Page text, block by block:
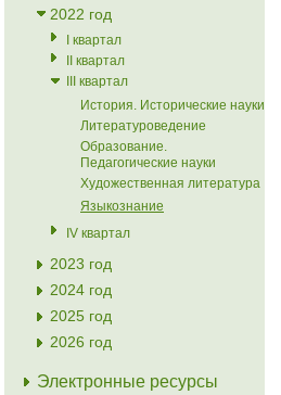
2022 год
I квартал
II квартал
III квартал
История. Исторические науки
Литературоведение
Образование.
Педагогические науки
Художественная литература
Языкознание
IV квартал
2023 год
2024 год
2025 год
2026 год
Электронные ресурсы